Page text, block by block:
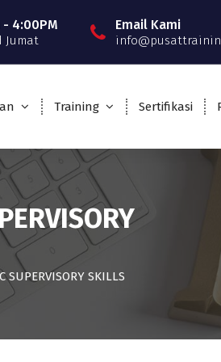
- 4:00PM
Jumat
Email Kami
Training Sertifikasi
SUPERVISORY SKILLS